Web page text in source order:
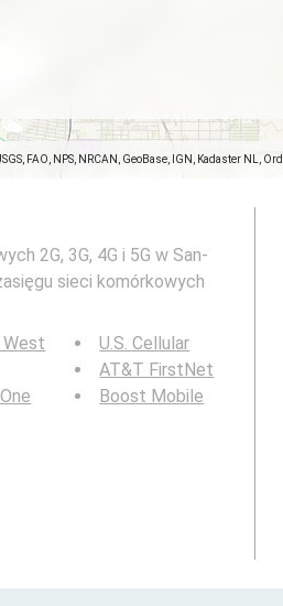
FAO, NPS, NRCAN, GeoBase, IGN, Kadaster
2G, 3G, 4G i 5G w San-
sieci komórkowych
West
U.S. Cellular
AT&T FirstNet
Boost Mobile